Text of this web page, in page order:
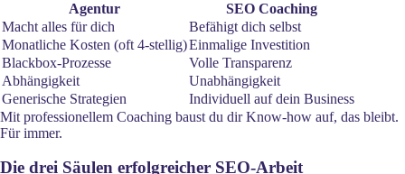
Agentur
SEO Coaching
Macht alles für dich
Befähigt dich selbst
Monatliche Kosten (oft 4-stellig)Einmalige Investition
Blackbox-Prozesse
Volle Transparenz
Abhängigkeit
Unabhängigkeit
Generische Strategien
Individuell auf dein Business
Mit professionellem Coaching baust du dir Know-how auf, das bleibt.
Für immer.
Die drei Säulen erfolgreicher SEO-Arbeit